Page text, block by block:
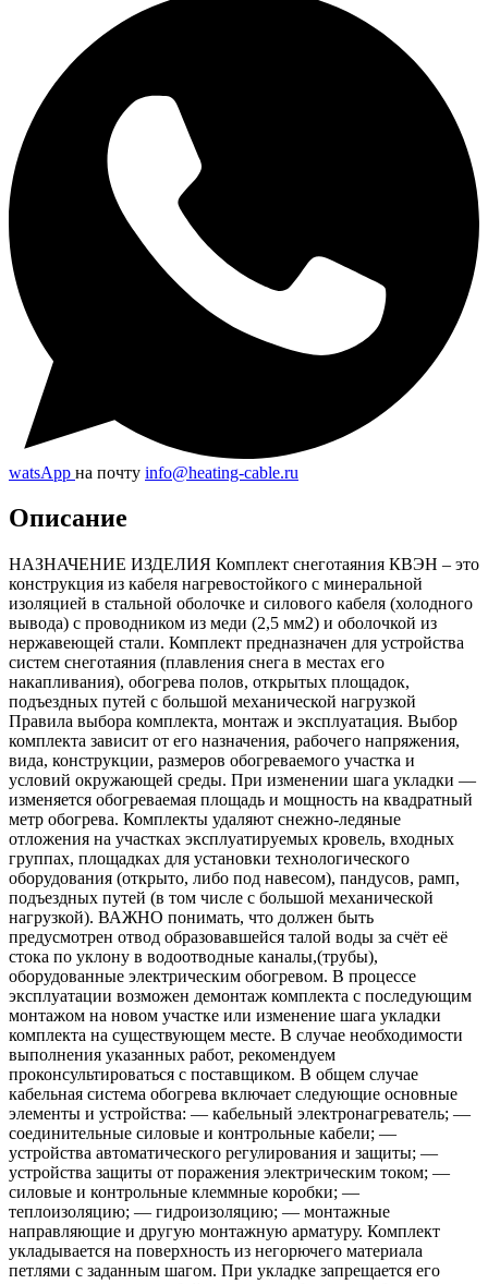
watsApp на почту info@heating-cable.ru
Описание
НАЗНАЧЕНИЕ ИЗДЕЛИЯ Комплект снеготаяния КВЭН – это
конструкция из кабеля нагревостойкого с минеральной
изоляцией в стальной оболочке и силового кабеля (холодного
вывода) с проводником из меди (2,5 мм2) и оболочкой из
нержавеющей стали. Комплект предназначен для устройства
систем снеготаяния (плавления снега в местах его
накапливания), обогрева полов, открытых площадок,
подъездных путей с большой механической нагрузкой
Правила выбора комплекта, монтаж и эксплуатация. Выбор
комплекта зависит от его назначения, рабочего напряжения,
вида, конструкции, размеров обогреваемого участка и
условий окружающей среды. При изменении шага укладки —
изменяется обогреваемая площадь и мощность на квадратный
метр обогрева. Комплекты удаляют снежно-ледяные
отложения на участках эксплуатируемых кровель, входных
группах, площадках для установки технологического
оборудования (открыто, либо под навесом), пандусов, рамп,
подъездных путей (в том числе с большой механической
нагрузкой). ВАЖНО понимать, что должен быть
предусмотрен отвод образовавшейся талой воды за счёт её
стока по уклону в водоотводные каналы,(трубы),
оборудованные электрическим обогревом. В процессе
эксплуатации возможен демонтаж комплекта с последующим
монтажом на новом участке или изменение шага укладки
комплекта на существующем месте. В случае необходимости
выполнения указанных работ, рекомендуем
проконсультироваться с поставщиком. В общем случае
кабельная система обогрева включает следующие основные
элементы и устройства: — кабельный электронагреватель; —
соединительные силовые и контрольные кабели; —
устройства автоматического регулирования и защиты; —
устройства защиты от поражения электрическим током; —
силовые и контрольные клеммные коробки; —
теплоизоляцию; — гидроизоляцию; — монтажные
направляющие и другую монтажную арматуру. Комплект
укладывается на поверхность из негорючего материала
петлями с заданным шагом. При укладке запрещается его